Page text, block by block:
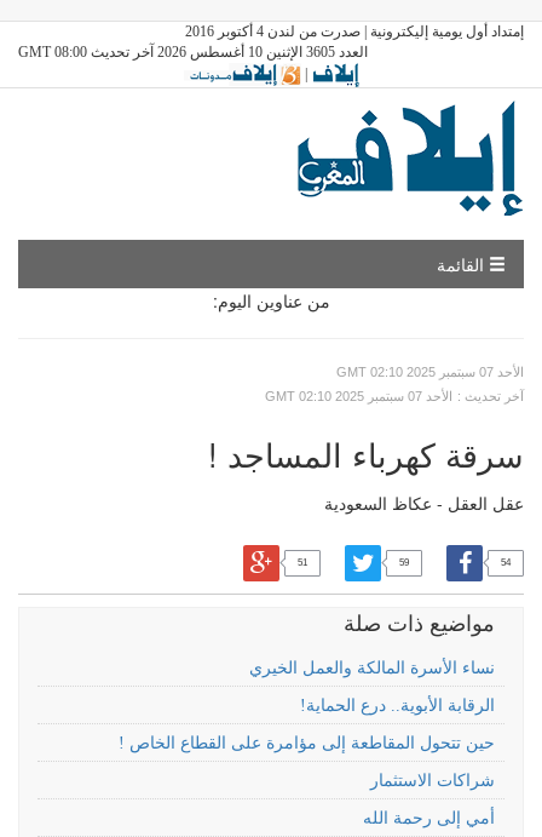
إمتداد أول يومية إليكترونية | صدرت من لندن 4 أكتوبر 2016
العدد 3605 الإثنين 10 أغسطس 2026 آخر تحديث GMT 08:00
|
القائمة
من عناوين اليوم:
GMT الأحد 07 سبتمبر 2025 02:10
GMT الأحد 07 سبتمبر 2025 02:10
: آخر تحديث
سرقة كهرباء المساجد !
عقل العقل - عكاظ السعودية
54
59
51
مواضيع ذات صلة
نساء الأسرة المالكة والعمل الخيري
الرقابة الأبوية.. درع الحماية!
حين تتحول المقاطعة إلى مؤامرة على القطاع الخاص !
شراكات الاستثمار
أمي إلى رحمة الله